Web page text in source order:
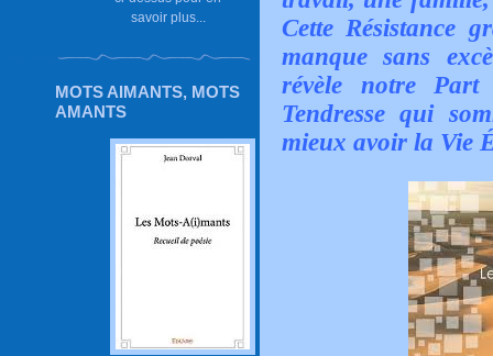
savoir plus...
MOTS AIMANTS, MOTS
AMANTS
Cette Résistance
manque sans
révèle notre
Tendresse qui
mieux avoir la Vie